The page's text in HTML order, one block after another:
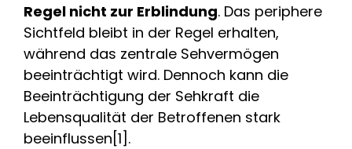
Regel nicht zur Erblindung. Das periphere
Sichtfeld bleibt in der Regel erhalten,
während das zentrale Sehvermögen
beeinträchtigt wird. Dennoch kann die
Beeinträchtigung der Sehkraft die
Lebensqualität der Betroffenen stark
beeinflussen[1].